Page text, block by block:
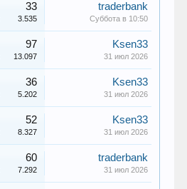
33
3.535
traderbank
Суббота в 10:50
97
13.097
Ksen33
31 июл 2026
36
5.202
Ksen33
31 июл 2026
52
8.327
Ksen33
31 июл 2026
60
7.292
traderbank
31 июл 2026